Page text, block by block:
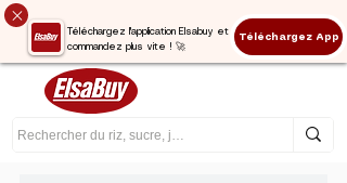
Téléchargez l'application Elsabuy et
commandez plus vite ! 🚀
Téléchargez App